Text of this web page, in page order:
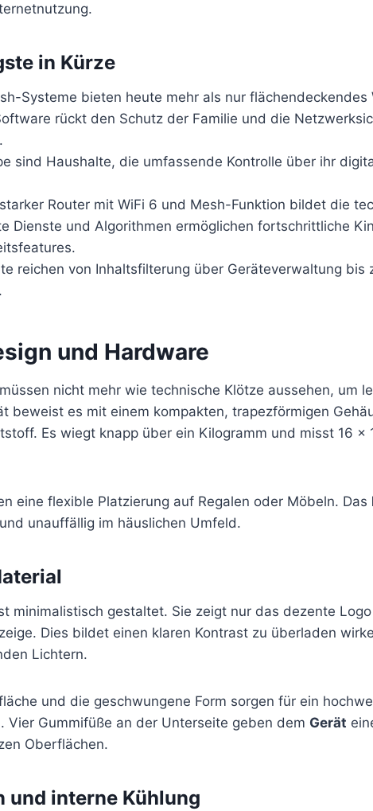
in Kürze
Systeme bieten heute mehr als nur flächendeckendes
rückt den Schutz der Familie und die
sind Haushalte, die umfassende Kontrolle über ihr
Router mit WiFi 6 und Mesh-Funktion bildet die
Dienste und Algorithmen ermöglichen fortschrittliche
reichen von Inhaltsfilterung über Geräteverwaltung bis
und Hardware
nicht mehr wie technische Klötze aussehen, um
beweist es mit einem kompakten, trapezförmigen
Es wiegt knapp über ein Kilogramm und misst 16 x
eine flexible Platzierung auf Regalen oder Möbeln. Das
unauffällig im häuslichen Umfeld.
minimalistisch gestaltet. Sie zeigt nur das dezente
Dies bildet einen klaren Kontrast zu überladen
Lichtern.
und die geschwungene Form sorgen für ein
Vier Gummifüße an der Unterseite geben dem Gerät
Oberflächen.
und interne Kühlung